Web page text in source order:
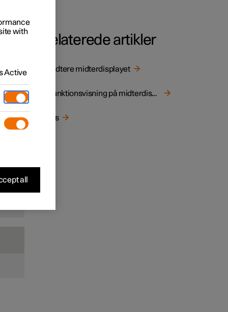
Relaterede artikler
Håndtere midterdisplayet
Bilfunktionsvisning på midterdisplay
Apps
with
Active
all